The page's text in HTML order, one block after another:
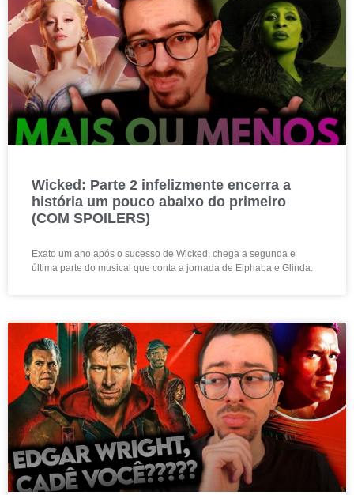
Wicked: Parte 2 infelizmente encerra a
história um pouco abaixo do primeiro
(COM SPOILERS)
Exato um ano após o sucesso de Wicked, chega a segunda e
última parte do musical que conta a jornada de Elphaba e Glinda.